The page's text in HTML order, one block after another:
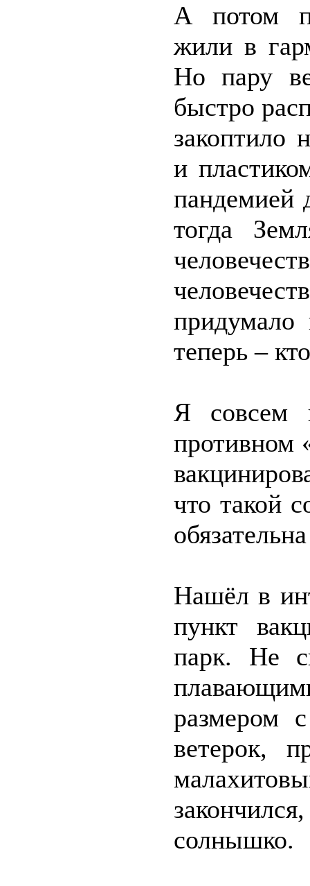
А потом
жили в
Но пару
быстро
закоптило
и
пандемией
тогда
придумало
теперь –
Я совсем
противном
что такой
Нашёл в
пункт
парк. Не
размером
ветерок,
солнышко.